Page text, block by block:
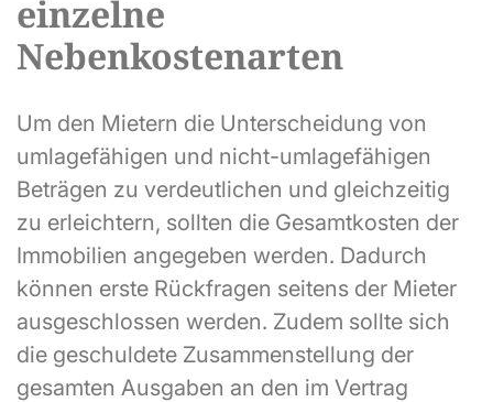
einzelne
Nebenkostenarten
Um den Mietern die Unterscheidung von
umlagefähigen und nicht-umlagefähigen
Beträgen zu verdeutlichen und gleichzeitig
zu erleichtern, sollten die Gesamtkosten der
Immobilien angegeben werden. Dadurch
können erste Rückfragen seitens der Mieter
ausgeschlossen werden. Zudem sollte sich
die geschuldete Zusammenstellung der
gesamten Ausgaben an den im Vertrag